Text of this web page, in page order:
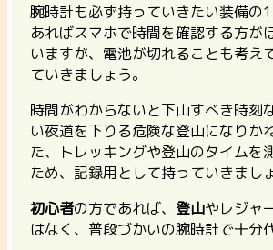
腕時計も必ず持っていきたい装備の
あればスマホで時間を確認する方が
いますが、電池が切れることも考え
ていきましょう。
時間がわからないと下山すべき時刻
い夜道を下りる危険な登山になりか
た、トレッキングや登山のタイムを
ため、記録用として持っていきまし
初心者の方であれば、 登山やレジャ
はなく、普段づかいの腕時計で十分